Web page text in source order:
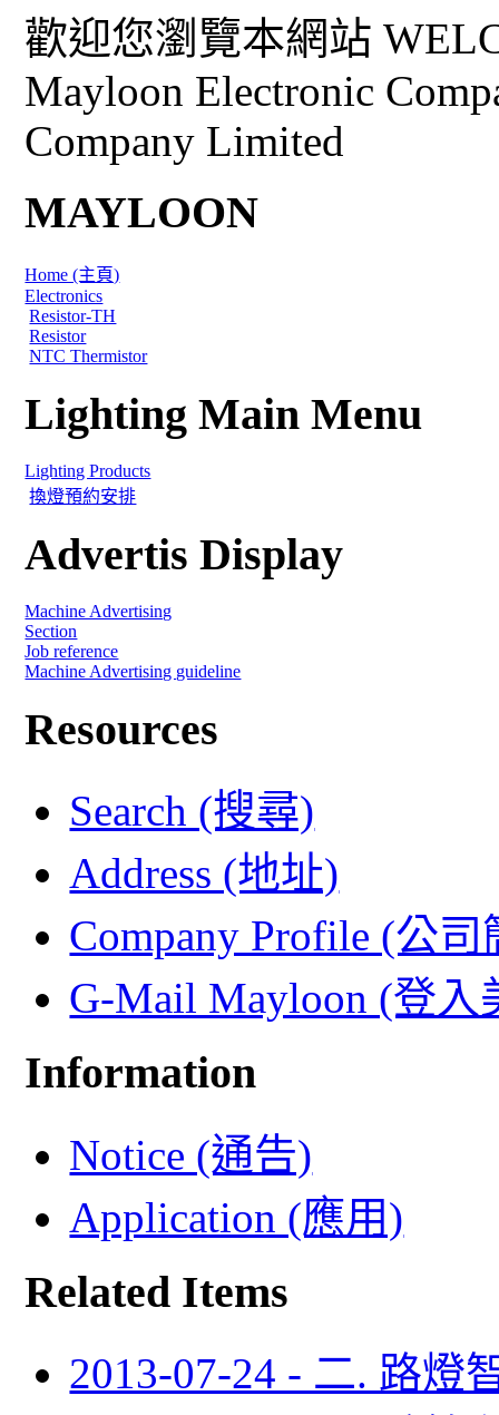
歡迎您瀏覽本網站
Mayloon Electronic
Company Limited
MAYLOON
Home (主頁)
Electronics
Resistor-TH
Resistor
NTC Thermistor
Lighting Main Menu
Lighting Products
換燈預約安排
Advertis Display
Machine Advertising
Section
Job reference
Machine Advertising guideline
Resources
Search (搜尋)
Address (地址)
Company Profile (公司
G-Mail Mayloon (登入
Information
Notice (通告)
Application (應用)
Related Items
2013-07-24 - 二. 路燈